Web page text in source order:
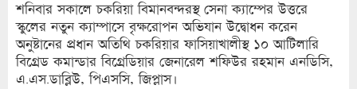
শনিবার সকালে চকরিয়া বিমানবন্দরস্থ সেনা ক্যাম্পের উত্তরে
স্কুলের নতুন ক্যাম্পাসে বৃক্ষরোপন অভিযান উদ্বোধন করেন
অনুষ্টানের প্রধান অতিথি চকরিয়ার ফাসিয়াখালীস্থ ১০ আটিলারি
বিগ্রেড কমান্ডার বিগ্রেডিয়ার জেনারেল শফিউর রহমান এনডিসি,
এ.এস.ডাব্লিউ, পিএসসি, জিপ্লাস।